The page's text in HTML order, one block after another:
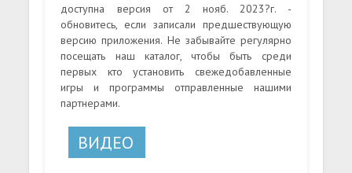
доступна версия от 2 нояб. 2023?г. -
обновитесь, если записали предшествующую
версию приложения. Не забывайте регулярно
посещать наш каталог, чтобы быть среди
первых кто установить свежедобавленные
игры и программы отправленные нашими
партнерами.
ВИДЕО